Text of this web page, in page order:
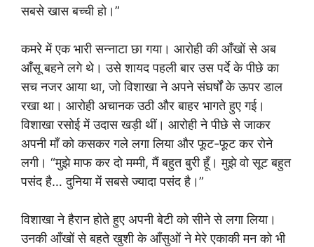
सबसे खास बच्ची हो।”
कमरे में एक भारी सन्नाटा छा गया। आरोही की आँखों से अब
आँसू बहने लगे थे। उसे शायद पहली बार उस पर्दे के पीछे का
सच नजर आया था, जो विशाखा ने अपने संघर्षों के ऊपर डाल
रखा था। आरोही अचानक उठी और बाहर भागते हुए गई।
विशाखा रसोई में उदास खड़ी थीं। आरोही ने पीछे से जाकर
अपनी माँ को कसकर गले लगा लिया और फूट-फूट कर रोने
लगी। “मुझे माफ कर दो मम्मी, मैं बहुत बुरी हूँ। मुझे वो सूट बहुत
पसंद है… दुनिया में सबसे ज्यादा पसंद है।”
विशाखा ने हैरान होते हुए अपनी बेटी को सीने से लगा लिया।
उनकी आँखों से बहते खुशी के आँसुओं ने मेरे एकाकी मन को भी